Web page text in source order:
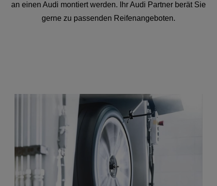
an einen Audi montiert werden. Ihr Audi Partner berät Sie
gerne zu passenden Reifenangeboten.